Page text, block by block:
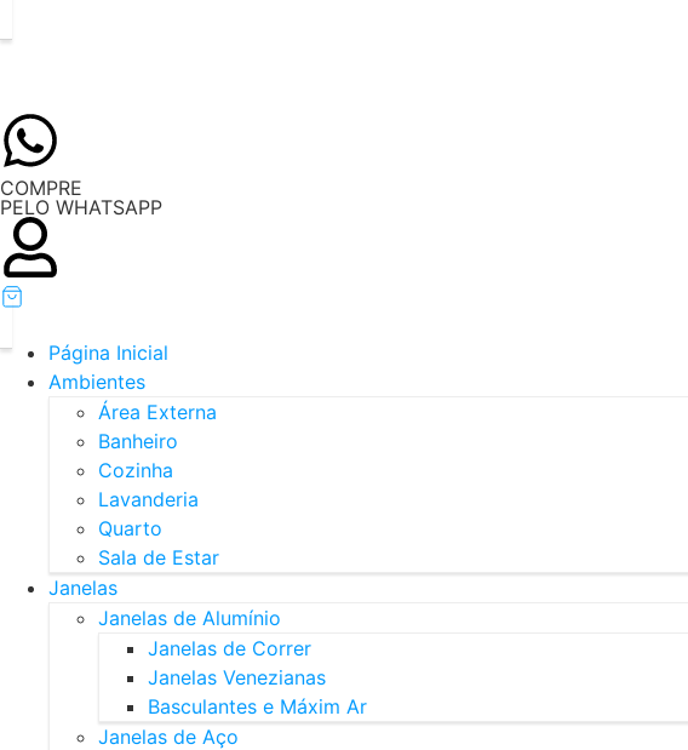
COMPRE
PELO WHATSAPP
Página Inicial
Ambientes
Área Externa
Banheiro
Cozinha
Lavanderia
Quarto
Sala de Estar
Janelas
Janelas de Alumínio
Janelas de Correr
Janelas Venezianas
Basculantes e Máxim Ar
Janelas de Aço